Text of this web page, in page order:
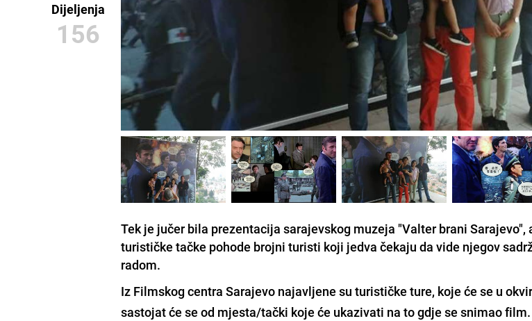
Dijeljenja
156
Tek je jučer bila prezentacija sarajevskog muzeja "Valter brani Sarajevo",
turističke tačke pohode brojni turisti koji jedva čekaju da vide njegov
radom.
Iz Filmskog centra Sarajevo najavljene su turističke ture, koje će se u
sastojat će se od mjesta/tački koje će ukazivati na to gdje se snimao